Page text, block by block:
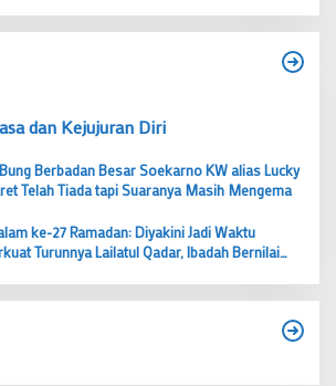
dan Kejujuran Diri
Berbadan Besar Soekarno KW alias Lucky
Telah Tiada tapi Suaranya Masih Mengema
ke-27 Ramadan: Diyakini Jadi Waktu
Turunnya Lailatul Qadar, Ibadah Bernilai